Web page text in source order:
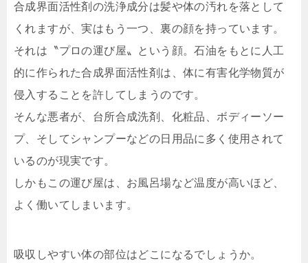
合成界面活性剤の洗浄成分は髪や体の汚れを落として
くれますが、実はもう一つ、裏の顔を持っています。
それは〝プロの運び屋〟という顔。石油をもとに人工
的に作られた合成界面活性剤は、体に有害化学物質が
侵入することを許してしまうのです。
そんな悪者が、台所合成洗剤、化粧品、ボディーソー
プ、そしてシャンプーなどの日用品に多く使用されて
いるのが現実です。
しかもこの運び屋は、お風呂場など温度が高いほど、
よく働いてしまいます。
吸収しやすい体の部位はどこになるでしょうか。